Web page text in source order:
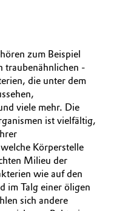
zum Beispiel
traubenähn­lichen
die unter dem
viele mehr. Die
ist vielfältig,
Körperstelle
Milieu der
wie auf den
im Talg einer öligen
sich andere